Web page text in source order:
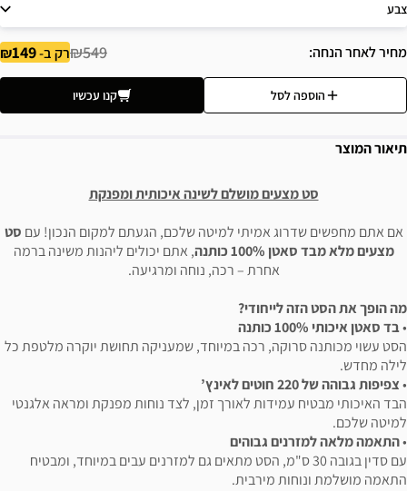
צבע
מחיר לאחר הנחה ₪549רק ב-149
הוספה לסל קנו עכשיו
תיאור המוצר
סט מצעים מושלם לשינה איכותית ומפנקת
אם אתם מחפשים שדרוג אמיתי למיטה שלכם, הגעתם למקום הנכון! עם סט
מצעים מלא מבד סאטן 100% כותנה
, אתם יכולים ליהנות משינה ברמה
אחרת – רכה, נוחה ומרגיעה.
מה הופך את הסט הזה לייחודי?
•בד סאטן איכותי 100% כותנה
הסט עשוי מכותנה סרוקה, רכה במיוחד, שמעניקה תחושת יוקרה מלטפת כל
לילה מחדש.
•צפיפות גבוהה של 220 חוטים לאינץ’
הבד האיכותי מבטיח עמידות לאורך זמן, לצד נוחות מפנקת ומראה אלגנטי
למיטה שלכם.
•התאמה מלאה למזרנים גבוהים
עם סדין בגובה 30 ס"מ, הסט מתאים גם למזרנים עבים במיוחד, ומבטיח
התאמה מושלמת ונוחות מירבית.